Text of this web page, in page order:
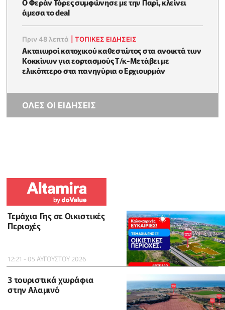
άμεσα το deal
Πριν 48 λεπτά |ΤΟΠΙΚΕΣ ΕΙΔΗΣΕΙΣ
Ακταιωροί κατοχικού καθεστώτος στα ανοικτά των
Κοκκίνων για εορτασμούς Τ/κ-Μετάβει με
ελικόπτερο στα πανηγύρια ο Ερχιουρμάν
ΟΛΕΣ ΟΙ ΕΙΔΗΣΕΙΣ
Τεμάχια Γης σε Οικιστικές
Περιοχές
12:21 - 05 ΑΥΓΟΥΣΤΟΥ 2026
3 τουριστικά χωράφια
στην Αλαμινό